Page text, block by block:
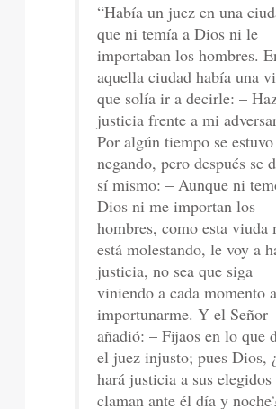
“Había un juez en una
que ni temía a Dios ni le
importaban los hombres.
aquella ciudad había una
que solía ir a decirle: –
justicia frente a mi
Por algún tiempo se estuvo
negando, pero después se
sí mismo: – Aunque ni
Dios ni me importan los
hombres, como esta viuda
está molestando, le voy a
justicia, no sea que siga
viniendo a cada momento a
importunarme. Y el Señor
añadió: – Fijaos en lo que
el juez injusto; pues Dios,
hará justicia a sus elegidos
claman ante él día y